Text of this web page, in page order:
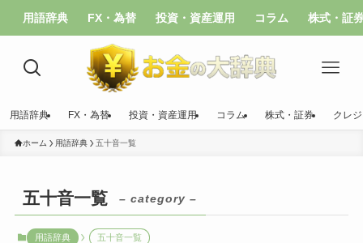
用語辞典 FX・為替 投資・資産運用 コラム 株式・証
用語辞典 FX・為替 投資・資産運用 コラム 株式・証券 クレ
ホーム 用語辞典 五十音一覧
五十音一覧 – category –
用語辞典 五十音一覧